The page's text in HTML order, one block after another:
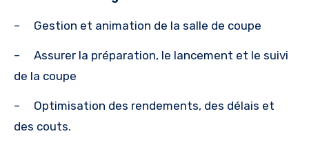
– Gestion et animation de la salle de coupe
– Assurer la préparation, le lancement et le suivi
de la coupe
– Optimisation des rendements, des délais et
des couts.